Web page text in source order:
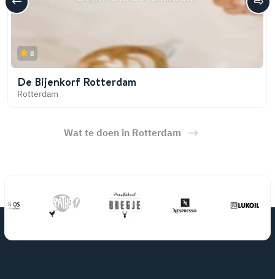
8
De Bijenkorf Rotterdam
Rotterdam
Wat te doen in Rotterdam